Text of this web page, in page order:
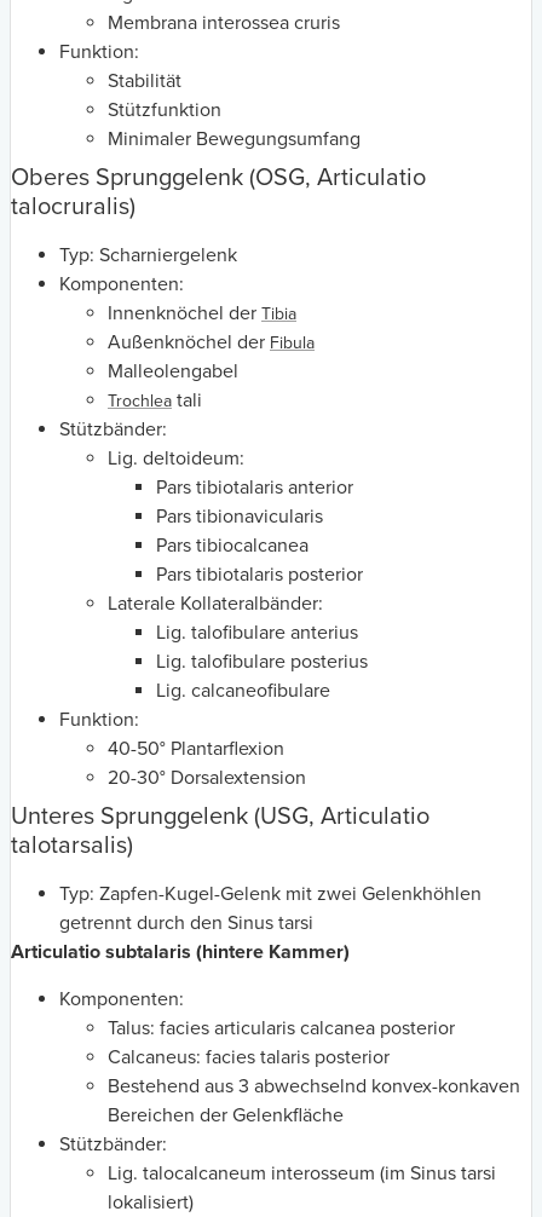
Membrana interossea cruris
Funktion:
Stabilität
Stützfunktion
Minimaler Bewegungsumfang
Oberes Sprunggelenk (OSG, Articulatio
talocruralis)
Typ: Scharniergelenk
Komponenten:
Innenknöchel der Tibia
Außenknöchel der Fibula
Malleolengabel
Trochlea tali
Stützbänder:
Lig. deltoideum:
Pars tibiotalaris anterior
Pars tibionavicularis
Pars tibiocalcanea
Pars tibiotalaris posterior
Laterale Kollateralbänder:
Lig. talofibulare anterius
Lig. talofibulare posterius
Lig. calcaneofibulare
Funktion:
40-50° Plantarflexion
20-30° Dorsalextension
Unteres Sprunggelenk (USG, Articulatio
talotarsalis)
Typ: Zapfen-Kugel-Gelenk mit zwei Gelenkhöhlen
getrennt durch den Sinus tarsi
Articulatio subtalaris (hintere Kammer)
Komponenten:
Talus: facies articularis calcanea posterior
Calcaneus: facies talaris posterior
Bestehend aus 3 abwechselnd konvex-konkaven
Bereichen der Gelenkfläche
Stützbänder:
Lig. talocalcaneum interosseum (im Sinus tarsi
lokalisiert)